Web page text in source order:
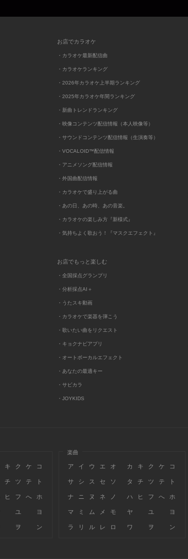
お店でカラオケ
・カラオケ最新配信曲
・カラオケランキング
・2026年カラオケ上半期ランキング
・2025年カラオケ年間ランキング
・新曲トレンドランキング
・映像コンテンツ配信情報（本人映像等）
・サウンドコンテンツ配信情報（生演奏等）
・VOCALOID™配信情報
・アニメソング配信情報
・外国曲配信情報
・カラオケで盛り上がる曲
・あの日、あの時、あの音楽。
・カラオケの楽しみ方『新様式』
・気持ちよく歌おう！『マスクエフェクト』
お店でもっと楽しむ
・全国採点グランプリ
・分析採点AI＋
・うたスキ動画
・カラオケで楽器を弾こう
・歌いたい曲をリクエスト
・キョクナビアプリ
・オートボーカルエフェクト
・あなたの最適キー
・サビカラ
・JOYKIDS
キ ク ケ コ
チ ツ テ ト
ヒ フ へ ホ
ユ ヨ
ヲ ン
楽曲
ア イ ウ エ オ カ キ ク ケ コ
サ シ ス セ ソ タ チ ツ テ ト
ナ ニ ヌ ネ ノ ハ ヒ フ へ ホ
マ ミ ム メ モ ヤ ユ ヨ
ラ リ ル レ ロ ワ ヲ ン